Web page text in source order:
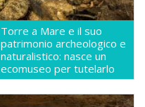
Torre a Mare e il suo
patrimonio archeologico e
naturalistico: nasce un
ecomuseo per tutelarlo